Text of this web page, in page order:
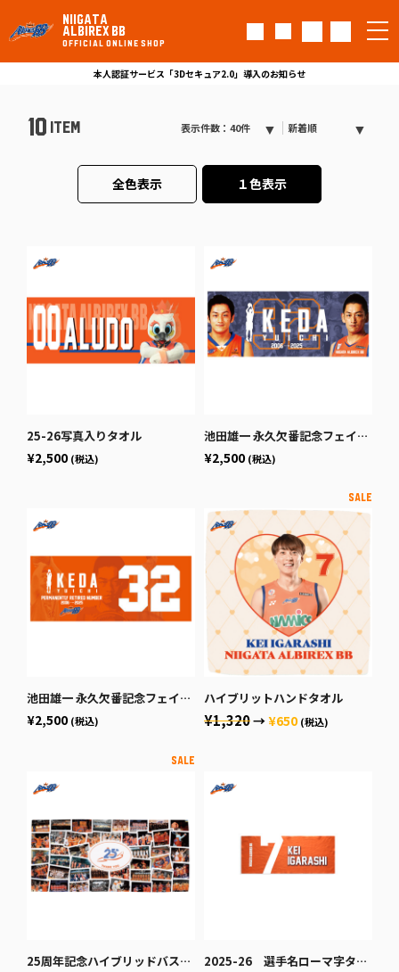
NIIGATA
ALBIREX BB
OFFICIAL ONLINE SHOP
本人認証サービス「3Dセキュア2.0」導入のお知らせ
10 ITEM 表示件数：40件 新着順
全色表示 １色表示
25-26写真入りタオル
¥2,500 (税込)
池田雄一 永久欠番記念フェイスタオル vol.2
¥2,500 (税込)
池田雄一 永久欠番記念フェイスタオル vol.1
¥2,500 (税込)
ハイブリットハンドタオル
¥1,320→¥650 (税込)
25周年記念ハイブリッドバスタオル 2025-26 選手名ローマ字タオル